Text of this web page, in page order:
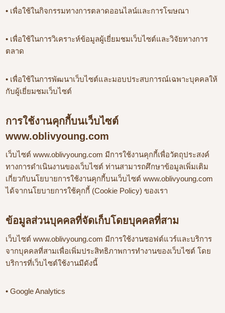
• เพื่อใช้ในกิจกรรมทางการตลาดออนไลน์และการโฆษณา
• เพื่อใช้ในการวิเคราะห์ข้อมูลผู้เยี่ยมชมเว็บไซต์และวิจัยทางการ
ตลาด
• เพื่อใช้ในการพัฒนาเว็บไซต์และมอบประสบการณ์เฉพาะบุคคลให้
กับผู้เยี่ยมชมเว็บไซต์
การใช้งานคุกกี้บนเว็บไซต์
www.oblivyoung.com
เว็บไซต์ www.oblivyoung.com มีการใช้งานคุกกี้เพื่อวัตถุประสงค์
ทางการดำเนินงานของเว็บไซต์ ท่านสามารถศึกษาข้อมูลเพิ่มเติม
เกี่ยวกับนโยบายการใช้งานคุกกี้บนเว็บไซต์ www.oblivyoung.com
ได้จากนโยบายการใช้คุกกี้ (Cookie Policy) ของเรา
ข้อมูลส่วนบุคคลที่จัดเก็บโดยบุคคลที่สาม
เว็บไซต์ www.oblivyoung.com มีการใช้งานซอฟต์แวร์และบริการ
จากบุคคลที่สามเพื่อเพิ่มประสิทธิภาพการทำงานของเว็บไซต์ โดย
บริการที่เว็บไซต์ใช้งานมีดังนี้
• Google Analytics